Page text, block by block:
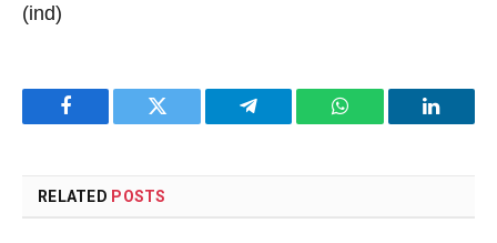
(ind)
Facebook Twitter Telegram WhatsApp
RELATED POSTS